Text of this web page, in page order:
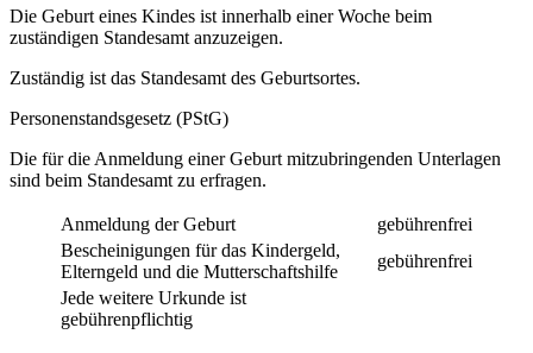
Die Geburt eines Kindes ist innerhalb einer Woche beim
zuständigen Standesamt anzuzeigen.
Zuständig ist das Standesamt des Geburtsortes.
Personenstandsgesetz (PStG)
Die für die Anmeldung einer Geburt mitzubringenden Unterlagen
sind beim Standesamt zu erfragen.
Anmeldung der Geburt
gebührenfrei
Bescheinigungen für das Kindergeld,
Elterngeld und die Mutterschaftshilfe
gebührenfrei
Jede weitere Urkunde ist
gebührenpflichtig